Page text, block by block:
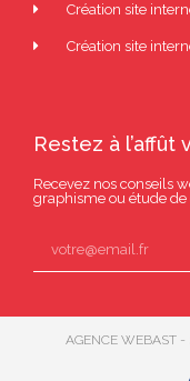
Création site
Création site
Restez à
Recevez nos conseils
graphisme ou étude
AGENCE WEBAST -